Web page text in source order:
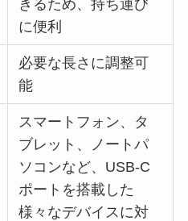
きるため、持ち運び
に便利
必要な長さに調整可
能
スマートフォン、タ
ブレット、ノートパ
ソコンなど、USB-C
ポートを搭載した
様々なデバイスに対